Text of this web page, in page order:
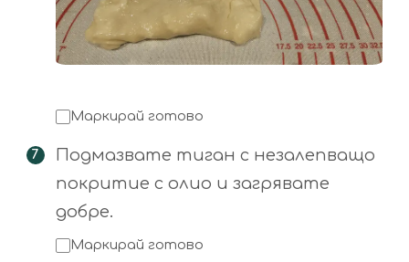
Маркирай готово
Подмазвате тиган с незалепващо
покритие с олио и загрявате
добре.
Маркирай готово